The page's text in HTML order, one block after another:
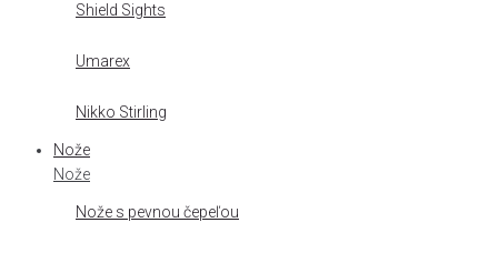
Shield Sights
Umarex
Nikko Stirling
Nože
Nože
Nože s pevnou čepeľou